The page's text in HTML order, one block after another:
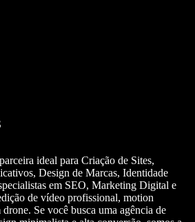
ideal para Criação de Sites,
Design de Marcas, Identidade
em SEO, Marketing Digital e
de vídeo profissional, motion
Se você busca uma agência de